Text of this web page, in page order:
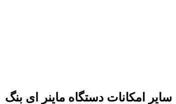
سایر امکانات دستگاه ماینر ای بنگ